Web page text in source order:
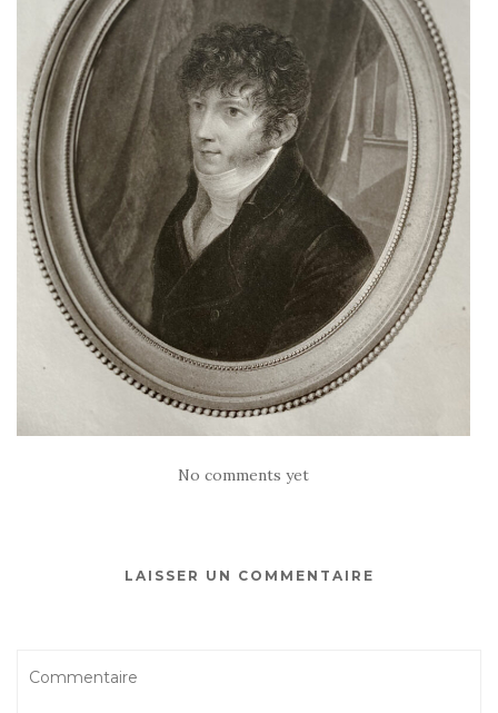
No comments yet
LAISSER UN COMMENTAIRE